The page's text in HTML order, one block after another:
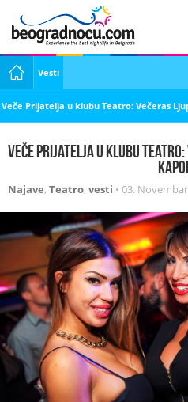
Vesti
Veče Prijatelja u klubu Teatro: Večeras
Veče Prijatelja u klubu Teatro:
Najave, Teatro, vesti • 03.